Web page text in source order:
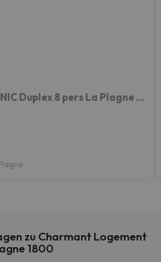
Résidence le DORONIC Duplex 8 pers La Plagne 1800
zu Charmant Logement
1800